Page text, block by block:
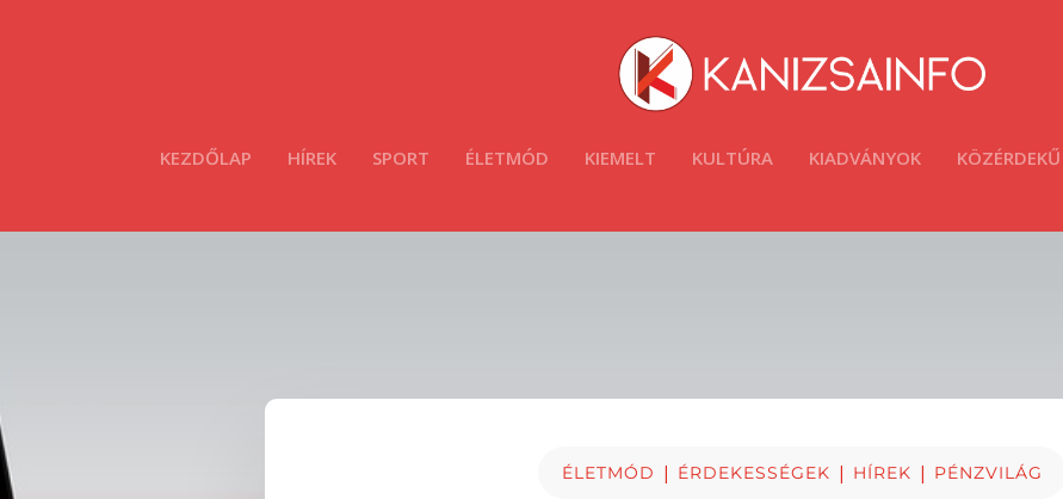
KEZDŐLAP HÍREK SPORT ÉLETMÓD KIEMELT KULTÚRA KIADVÁNYOK KÖZÉRDEKŰ
ÉLETMÓD | ÉRDEKESSÉGEK | HÍREK | PÉNZVILÁG